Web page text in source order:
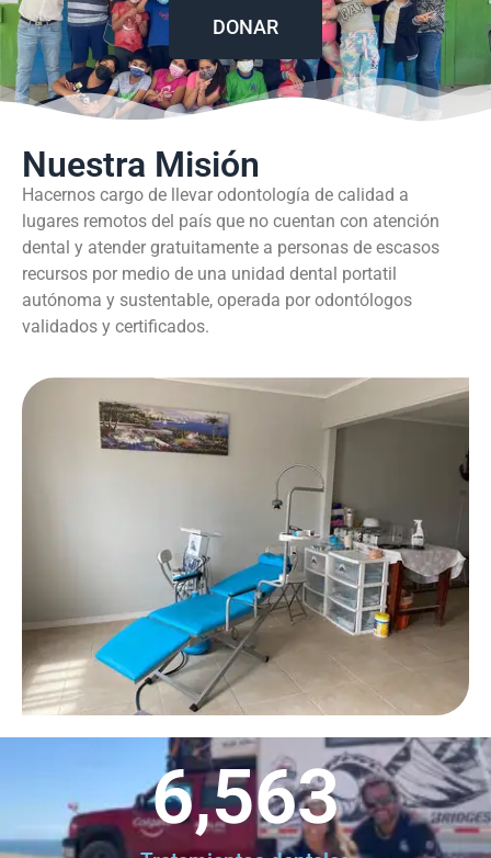
DONAR
Nuestra Misión
Hacernos cargo de llevar odontología de calidad a
lugares remotos del país que no cuentan con atención
dental y atender gratuitamente a personas de escasos
recursos por medio de una unidad dental portatil
autónoma y sustentable, operada por odontólogos
validados y certificados.
6,563